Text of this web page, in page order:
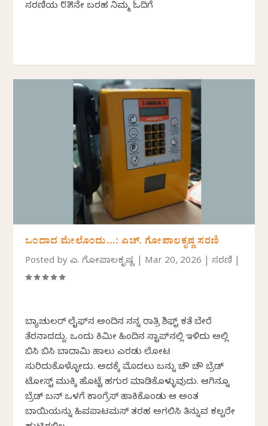
ಸರಣಿಯ ೮೫ನೇ ಬರಹ ನಿಮ್ಮ ಓದಿಗೆ
ಒಂದಾದ ಮೇಲೊಂದು…: ಎಚ್. ಗೋಪಾಲಕೃಷ್ಣ ಸರಣಿ
Posted byಎಚ್. ಗೋಪಾಲಕೃಷ್ಣ| Mar 20, 2026 |ಸರಣಿ
ಬ್ಯಾಚುಲರ್ ಲೈಫ್‌ನ ಅಂದಿನ ನನ್ನ ರಾತ್ರಿ ಶಿಫ್ಟ್ ಕತೆ ಬೇರೆ
ತೆರನಾದದ್ದು. ಒಂದು ಕಿಮೀ ಹಿಂದಿನ ಸ್ಟಾಪ್‌ನಲ್ಲಿ ಇಳಿದು ಅಲ್ಲಿ
ಬಿಸಿ ಬಿಸಿ ಬಾದಾಮಿ ಹಾಲು ಎರಡು ಲೋಟ
ಸುರಿದುಕೊಳ್ಳೋದು. ಅದಕ್ಕೆ ಮೊದಲು ಬನ್ನು ಚೌ ಚೌ ಬ್ರೆಡ್
ಟೋಸ್ಟ್ ಮುಕ್ಕಿ ಹೊಟ್ಟೆ ಹಗುರ ಮಾಡಿಕೊಳ್ಳುವುದು. ಆಗಿನ್ನೂ
ಬ್ರೆಡ್ ಬನ್ ಒಳಗೆ ಕಾಂಗ್ರೆಸ್ ಹಾಕಿಕೊಂಡು ಆ ಅಂತ
ಬಾಯಿಯನ್ನು ಹಿಪಪಾಟಮಸ್ ತರಹ ಅಗಲಿಸಿ ತಿನ್ನುವ ಕಲ್ಚರೇ